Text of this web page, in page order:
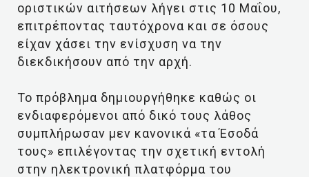
οριστικών αιτήσεων λήγει στις 10 Μαΐου,
επιτρέποντας ταυτόχρονα και σε όσους
είχαν χάσει την ενίσχυση να την
διεκδικήσουν από την αρχή.
Το πρόβλημα δημιουργήθηκε καθώς οι
ενδιαφερόμενοι από δικό τους λάθος
συμπλήρωσαν μεν κανονικά «τα Έσοδά
τους» επιλέγοντας την σχετική εντολή
στην ηλεκτρονική πλατφόρμα του